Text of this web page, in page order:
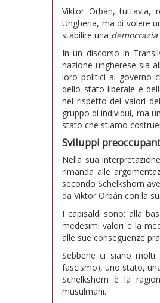
Viktor Orbán, tuttavia,
Ungheria, ma di volere
stabilire una
In un discorso in
nazione ungherese sia
loro politici al governo
dello stato liberale e
nel rispetto dei valori
gruppo di individui, ma
stato che stiamo
Sviluppi
Nella sua
rimanda alle
secondo Schelkshorn
da Viktor Orbán con la
I capisaldi sono: alla
medesimi valori e la
alle sue conseguenze
Sebbene ci siano molti
fascismo), uno stato,
Schelkshorn è la
musulmani.